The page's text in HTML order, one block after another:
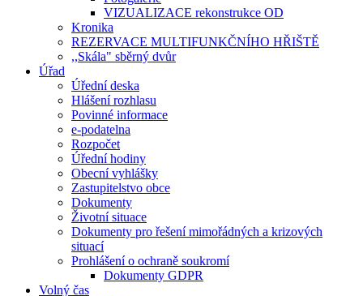
VIZUALIZACE rekonstrukce OD
Kronika
REZERVACE MULTIFUNKČNÍHO HŘIŠTĚ
,,Skála" sběrný dvůr
Úřad
Úřední deska
Hlášení rozhlasu
Povinné informace
e-podatelna
Rozpočet
Úřední hodiny
Obecní vyhlášky
Zastupitelstvo obce
Dokumenty
Životní situace
Dokumenty pro řešení mimořádných a krizových
situací
Prohlášení o ochraně soukromí
Dokumenty GDPR
Volný čas